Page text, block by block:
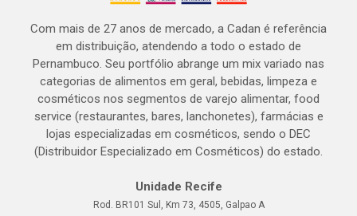
Com mais de 27 anos de mercado, a Cadan é referência
em distribuição, atendendo a todo o estado de
Pernambuco. Seu portfólio abrange um mix variado nas
categorias de alimentos em geral, bebidas, limpeza e
cosméticos nos segmentos de varejo alimentar, food
service (restaurantes, bares, lanchonetes), farmácias e
lojas especializadas em cosméticos, sendo o DEC
(Distribuidor Especializado em Cosméticos) do estado.
Unidade Recife
Rod. BR101 Sul, Km 73, 4505, Galpao A